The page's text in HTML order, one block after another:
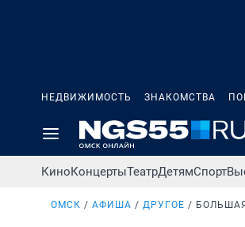
НЕДВИЖИМОСТЬ ЗНАКОМСТВА
КиноКонцертыТеатрДетямСпорт
ОМСК АФИША ДРУГОЕ